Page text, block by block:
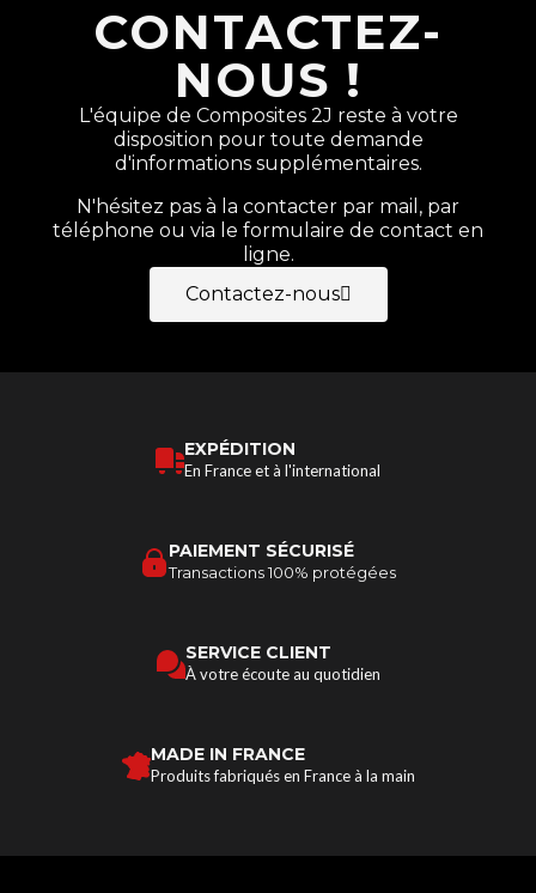
CONTACTEZ-
NOUS !
L'équipe de Composites 2J reste à votre
disposition pour toute demande
d'informations supplémentaires.
N'hésitez pas à la contacter par mail, par
téléphone ou via le formulaire de contact en
ligne.
Contactez-nous
EXPÉDITION
En France et à l'international
PAIEMENT SÉCURISÉ
Transactions 100% protégées
SERVICE CLIENT
À votre écoute au quotidien
MADE IN FRANCE
Produits fabriqués en France à la main